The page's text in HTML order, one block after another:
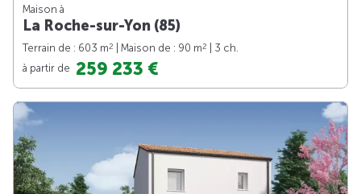
Maison à
La Roche-sur-Yon (85)
Terrain de : 603 m2 | Maison de : 90 m2
| 3 ch.
à partir de 259 233 €